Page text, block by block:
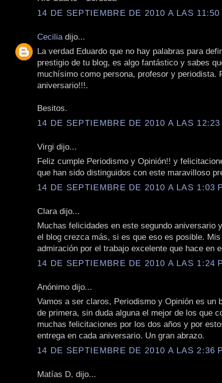
14 DE SEPTIEMBRE DE 2010 A LAS
Cecilia dijo...
La verdad Eduardo que no hay palabras para
prestigio de tu blog, es algo fantástico y sabes
muchísimo como persona, profesor y periodista.
aniversario!!!.
Besitos.
14 DE SEPTIEMBRE DE 2010 A LAS 12:23
Virgi dijo...
Feliz cumple Periodismo y Opinión!! y
que han sido distinguidos con este maravilloso
14 DE SEPTIEMBRE DE 2010 A LAS 1:03
Clara dijo...
Muchas felicidades en este segundo aniversario
el blog crezca más, si es que eso es posible.
admiración por el trabajo excelente que hace en
14 DE SEPTIEMBRE DE 2010 A LAS 1:24
Anónimo dijo...
Vamos a ser claros, Periodismo y Opinión es un
de primera, sin duda alguna el mejor de los que
muchas felicitaciones por los dos años y por
entrega en cada aniversario. Un gran abrazo.
14 DE SEPTIEMBRE DE 2010 A LAS 2:36
Matías D. dijo...